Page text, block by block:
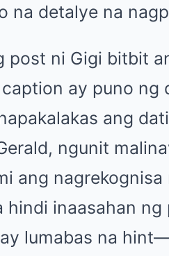
na detalye na
post ni Gigi bitbit
ay puno ng
ang
ngunit
ang
hindi inaasahan
lumabas na